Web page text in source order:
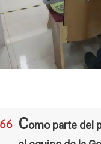
Como parte del